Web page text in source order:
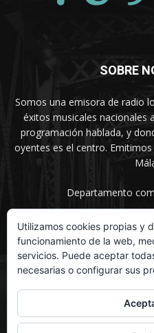
SOBRE
Somos una emisora de radio
éxitos musicales nacionales
programación hablada, y
oyentes es el centro.
Departamento
Utilizamos cookies propias y
funcionamiento de la web,
servicios. Puede aceptar
necesarias o configurar sus